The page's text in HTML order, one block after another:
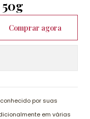
Comprar agora
por suas
em várias